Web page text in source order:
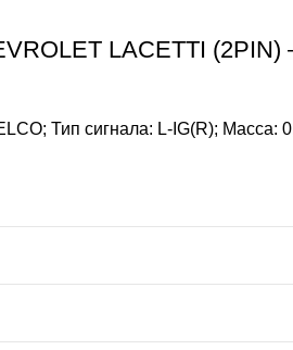
LACETTI
Тип сигнала: L-IG(R); Масса: